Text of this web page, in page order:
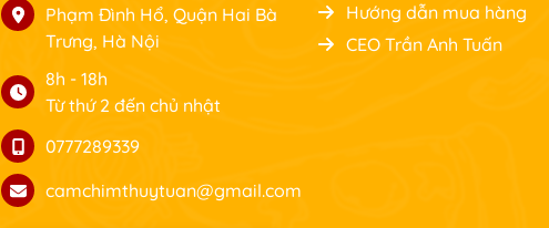
Phạm Đình Hổ, Quận Hai Bà
Trưng, Hà Nội
8h - 18h
Từ thứ 2 đến chủ nhật
0777289339
camchimthuytuan@gmail.com
Hướng dẫn mua hàng
CEO Trần Anh Tuấn